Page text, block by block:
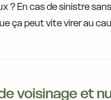
? En cas de sinistre
ça peut vite virer au
voisinage et